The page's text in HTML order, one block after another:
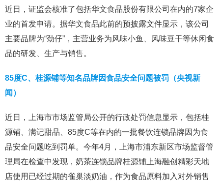
近日，证监会核准了包括华文食品股份有限公司在内的7家企
业的首发申请。据华文食品此前的预披露文件显示，该公司
主要品牌为“劲仔”，主营业务为风味小鱼、风味豆干等休闲食
品的研发、生产与销售。
85度C、桂源铺等知名品牌因食品安全问题被罚（央视新
闻）
近日，上海市市场监管局公开的行政处罚信息显示，包括桂
源铺、满记甜品、85度C等在内的一批餐饮连锁品牌因为食
品安全问题吃到罚单。今年4月，上海市浦东新区市场监督管
理局在检查中发现，奶茶连锁品牌桂源铺上海融创精彩天地
店使用已经过期的雀巢淡奶油，作为食品原料加入对外销售